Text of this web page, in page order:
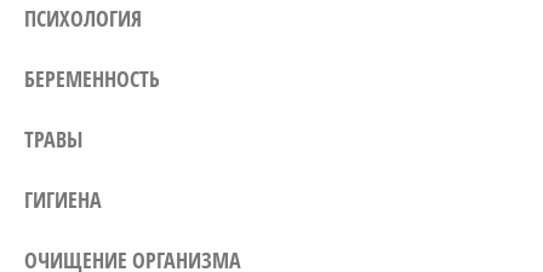
ПСИХОЛОГИЯ
БЕРЕМЕННОСТЬ
ТРАВЫ
ГИГИЕНА
ОЧИЩЕНИЕ ОРГАНИЗМА